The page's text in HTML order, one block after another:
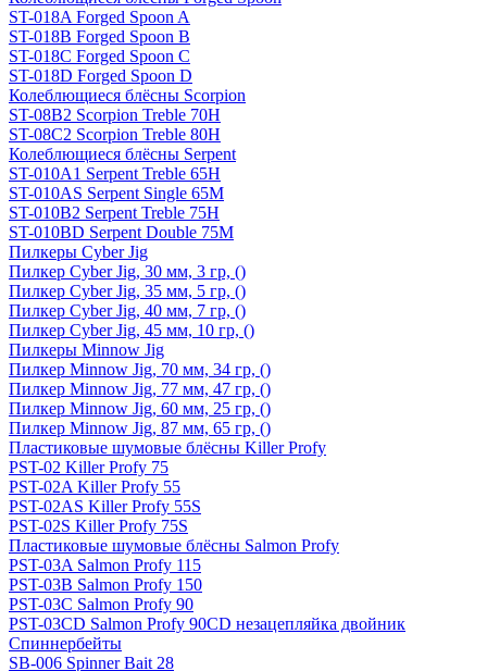
ST-018A Forged Spoon A
ST-018B Forged Spoon B
ST-018C Forged Spoon C
ST-018D Forged Spoon D
Колеблющиеся блёсны Scorpion
ST-08B2 Scorpion Treble 70H
ST-08C2 Scorpion Treble 80H
Колеблющиеся блёсны Serpent
ST-010A1 Serpent Treble 65H
ST-010AS Serpent Single 65M
ST-010B2 Serpent Treble 75H
ST-010BD Serpent Double 75M
Пилкеры Cyber Jig
Пилкер Cyber Jig, 30 мм, 3 гр, ()
Пилкер Cyber Jig, 35 мм, 5 гр, ()
Пилкер Cyber Jig, 40 мм, 7 гр, ()
Пилкер Cyber Jig, 45 мм, 10 гр, ()
Пилкеры Minnow Jig
Пилкер Minnow Jig, 70 мм, 34 гр, ()
Пилкер Minnow Jig, 77 мм, 47 гр, ()
Пилкер Minnow Jig, 60 мм, 25 гр, ()
Пилкер Minnow Jig, 87 мм, 65 гр, ()
Пластиковые шумовые блёсны Killer Profy
PST-02 Killer Profy 75
PST-02A Killer Profy 55
PST-02AS Killer Profy 55S
PST-02S Killer Profy 75S
Пластиковые шумовые блёсны Salmon Profy
PST-03A Salmon Profy 115
PST-03B Salmon Profy 150
PST-03C Salmon Profy 90
PST-03CD Salmon Profy 90CD незацепляйка двойник
Спиннербейты
SB-006 Spinner Bait 28